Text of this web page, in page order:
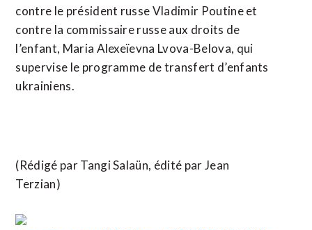
contre le président russe Vladimir Poutine et
contre la commissaire russe aux droits de
l’enfant, Maria Alexeïevna Lvova-Belova, qui
supervise le programme de transfert d’enfants
ukrainiens.
(Rédigé par Tangi Salaün, édité par Jean
Terzian)